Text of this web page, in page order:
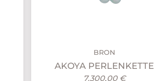
BRON
AKOYA PERLENKETTE
7.300,00 €